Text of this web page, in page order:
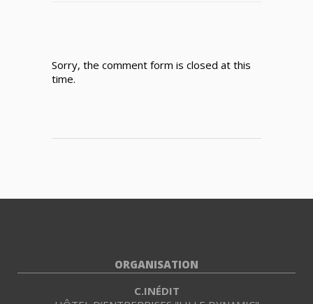
Sorry, the comment form is closed at this
time.
ORGANISATION
C.INÉDIT